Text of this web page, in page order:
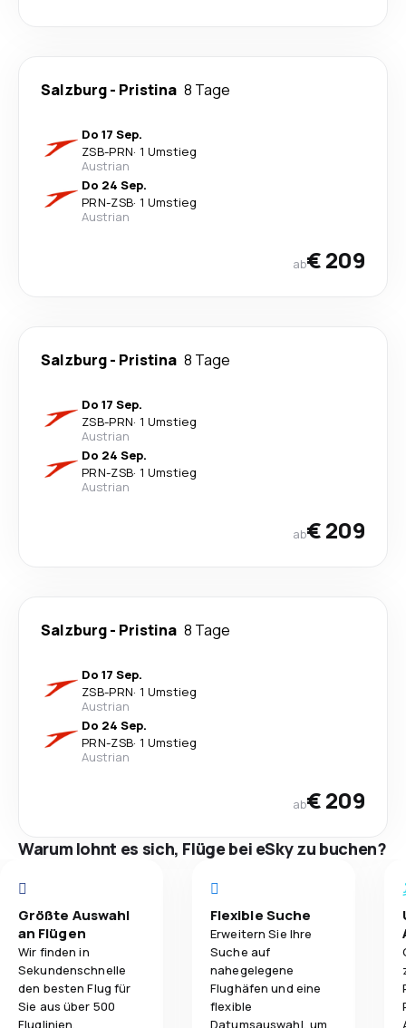
Salzburg- Pristina 8 Tage
Do 17 Sep.
ZSB-PRN· 1 Umstieg
Austrian
Do 24 Sep.
PRN-ZSB· 1 Umstieg
Austrian
ab€ 209
Salzburg- Pristina 8 Tage
Do 17 Sep.
ZSB-PRN· 1 Umstieg
Austrian
Do 24 Sep.
PRN-ZSB· 1 Umstieg
Austrian
ab€ 209
Salzburg- Pristina 8 Tage
Do 17 Sep.
ZSB-PRN· 1 Umstieg
Austrian
Do 24 Sep.
PRN-ZSB· 1 Umstieg
Austrian
ab€ 209
Warum lohnt es sich, Flüge bei eSky zu buchen?
Größte Auswahl
an Flügen
Wir finden in
Sekundenschnelle
den besten Flug für
Sie aus über 500
Fluglinien.
Flexible Suche
Erweitern Sie Ihre
Suche auf
nahegelegene
Flughäfen und eine
flexible
Datumsauswahl, um